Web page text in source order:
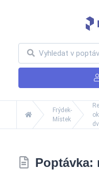
Frýdek-
Místek
Poptávka: